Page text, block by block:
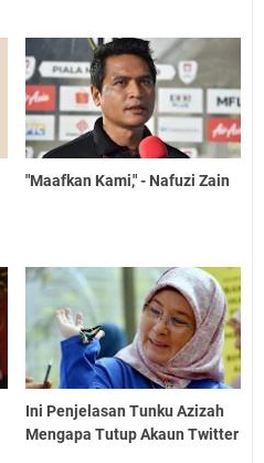
"Maafkan Kami," - Nafuzi Zain
Ini Penjelasan Tunku Azizah
Mengapa Tutup Akaun Twitter